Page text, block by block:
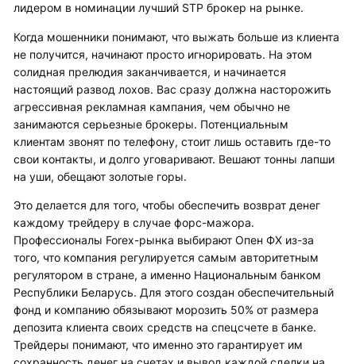
лидером в номинации лучший STP брокер на рынке.
Когда мошенники понимают, что выжать больше из клиента
не получится, начинают просто игнорировать. На этом
солидная прелюдия заканчивается, и начинается
настоящий развод лохов. Вас сразу должна насторожить
агрессивная рекламная кампания, чем обычно не
занимаются серьезные брокеры. Потенциальным
клиентам звонят по телефону, стоит лишь оставить где-то
свои контакты, и долго уговаривают. Вешают тонны лапши
на уши, обещают золотые горы.
Это делается для того, чтобы обеспечить возврат денег
каждому трейдеру в случае форс-мажора.
Профессионалы Forex-рынка выбирают Опен ФХ из-за
того, что компания регулируется самым авторитетным
регулятором в стране, а именно Национальным банком
Республики Беларусь. Для этого создан обеспечительный
фонд и компанию обязывают морозить 50% от размера
депозита клиента своих средств на спецсчете в банке.
Трейдеры понимают, что именно это гарантирует им